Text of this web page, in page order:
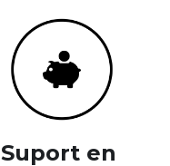
Suport en